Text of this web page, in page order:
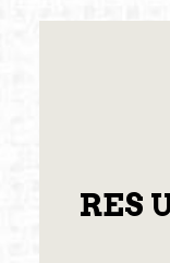
RES